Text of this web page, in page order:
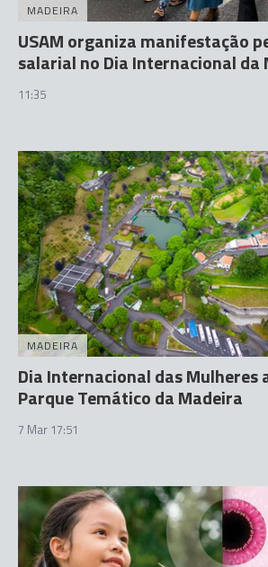
MADEIRA
USAM organiza manifestação
salarial no Dia Internacional da
11:35
MADEIRA
Dia Internacional das Mulheres
Parque Temático da Madeira
7 Mar 17:51